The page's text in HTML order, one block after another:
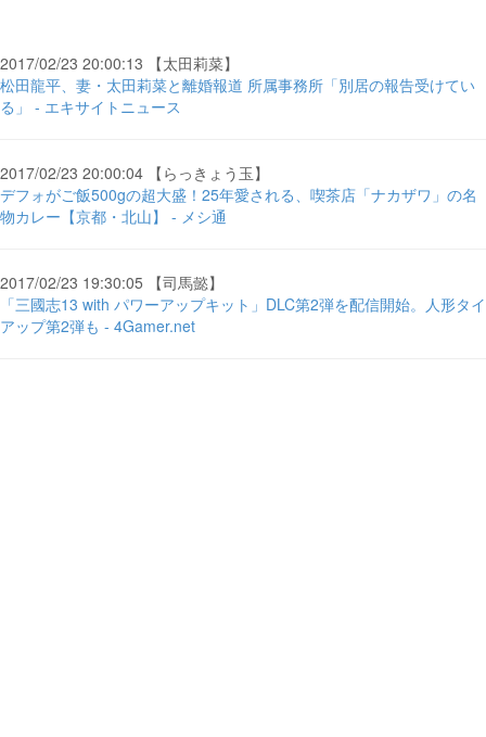
2017/02/23 20:00:13 【太田莉菜】
松田龍平、妻・太田莉菜と離婚報道 所属事務所「別居の報告受けてい
る」 - エキサイトニュース
2017/02/23 20:00:04 【らっきょう玉】
デフォがご飯500gの超大盛！25年愛される、喫茶店「ナカザワ」の名
物カレー【京都・北山】 - メシ通
2017/02/23 19:30:05 【司馬懿】
「三國志13 with パワーアップキット」DLC第2弾を配信開始。人形タイ
アップ第2弾も - 4Gamer.net